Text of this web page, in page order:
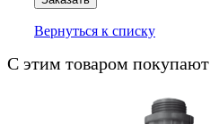
Вернуться к списку
С этим товаром покупают